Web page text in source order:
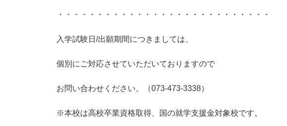
・・・・・・・・・・・・・・・・・・・・・・・・・・・
入学試験日 /出願期間につきましては、
個別にご対応させていただいておりますので
お問い合わせください。（073-473-3338）
※本校は高校卒業資格取得、国の就学支援金対象校です。